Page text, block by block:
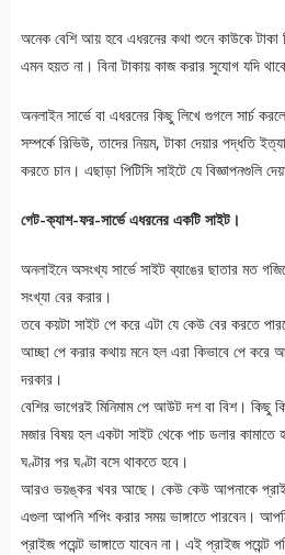
অনেক বেশি আয় হবে এধরনের কথা শুনে কাউকে টাকা
এমন হয়ত না। বিনা টাকায় কাজ করার সুযোগ যদি
অনলাইন সার্ভে বা এধরনের কিছু লিখে গুগলে সার্চ
সম্পর্কে রিভিউ, তাদের নিয়ম, টাকা দেয়ার পদ্ধতি
করতে চান। এছাড়া পিটিসি সাইটে যে বিজ্ঞাপনগুলি
গেট-ক্যাশ-ফর-সার্ভে এধরনের একটি সাইট।
অনলাইনে অসংখ্য সার্ভে সাইট ব্যাঙের ছাতার মত
সংখ্যা বের করার।
তবে কয়টা সাইট পে করে এটা যে কেউ বের করতে
আচ্ছা পে করার কথায় মনে হল এরা কিভাবে পে করে
দরকার।
বেশির ভাগেরই মিনিমাম পে আউট দশ বা বিশ। কিছু
মজার বিষয় হল একটা সাইট থেকে পাচ ডলার
ঘণ্টার পর ঘণ্টা বসে থাকতে হবে।
আরও ভয়ঙ্কর খবর আছে। কেউ কেউ আপনাকে প্রাইজ
এগুলা আপনি শপিং করার সময় ভাঙ্গাতে পারবেন।
প্রাইজ পয়েন্ট ভাঙ্গাতে যাবেন না। এই প্রাইজ পয়েন্ট